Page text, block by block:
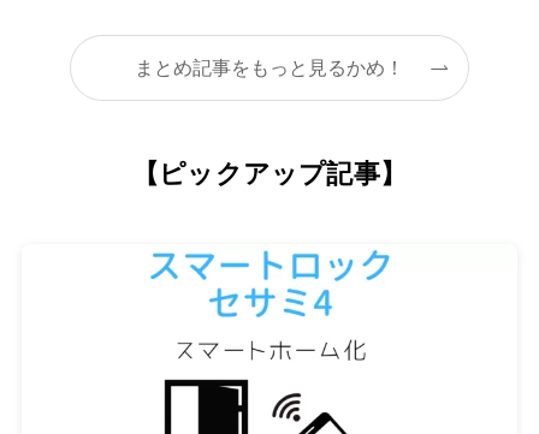
まとめ記事をもっと見るかめ！
【ピックアップ記事】